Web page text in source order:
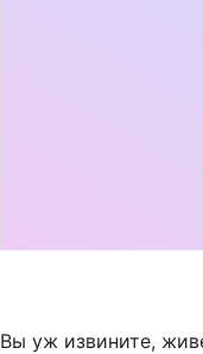
Вы уж извините,